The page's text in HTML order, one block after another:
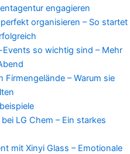
engagieren
organisieren – So startet
Events so wichtig sind – Mehr
Firmengelände – Warum sie
LG Chem – Ein starkes
mit Xinyi Glass – Emotionale